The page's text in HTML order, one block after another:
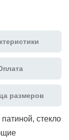
размеров
стекло